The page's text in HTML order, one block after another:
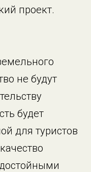
проект.
не будут
будет
для туристов